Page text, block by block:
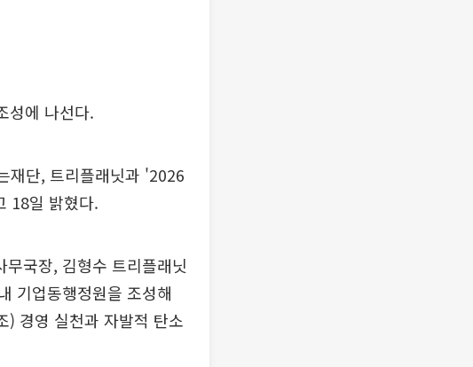
성에 나선다.
재단, 트리플래닛과 '2026
18일 밝혔다.
국장, 김형수 트리플래닛
기업동행정원을 조성해
) 경영 실천과 자발적 탄소